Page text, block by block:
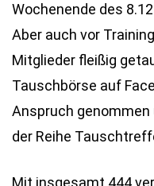
Wochenende des
Aber auch vor
Mitglieder fleißig
Tauschbörse auf
Anspruch genommen
der Reihe
Mit insgesamt 444